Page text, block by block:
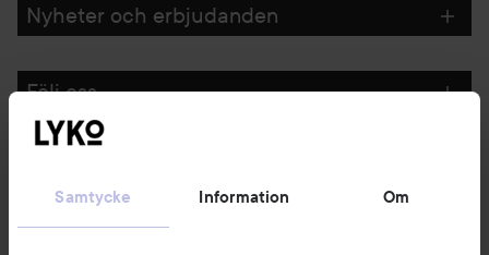
Samtycke Information Om
Nyheter och erbjudanden
Följ oss